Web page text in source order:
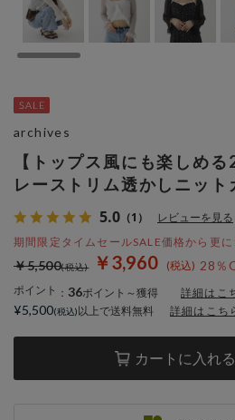
【トップス風にも楽しめ
レーストリム透かしニット
5.0 （1） レビューを見る
期間限定タイムセールSALE価格から更
￥3,960 28％
￥5,500
ポイント ： 36ポイント～獲得 詳細はこ
カートに入れる
archives
¥5,500 以上で送料無料 詳細はこち